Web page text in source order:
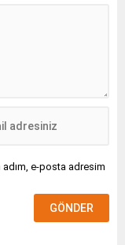
adım, e-posta adresim